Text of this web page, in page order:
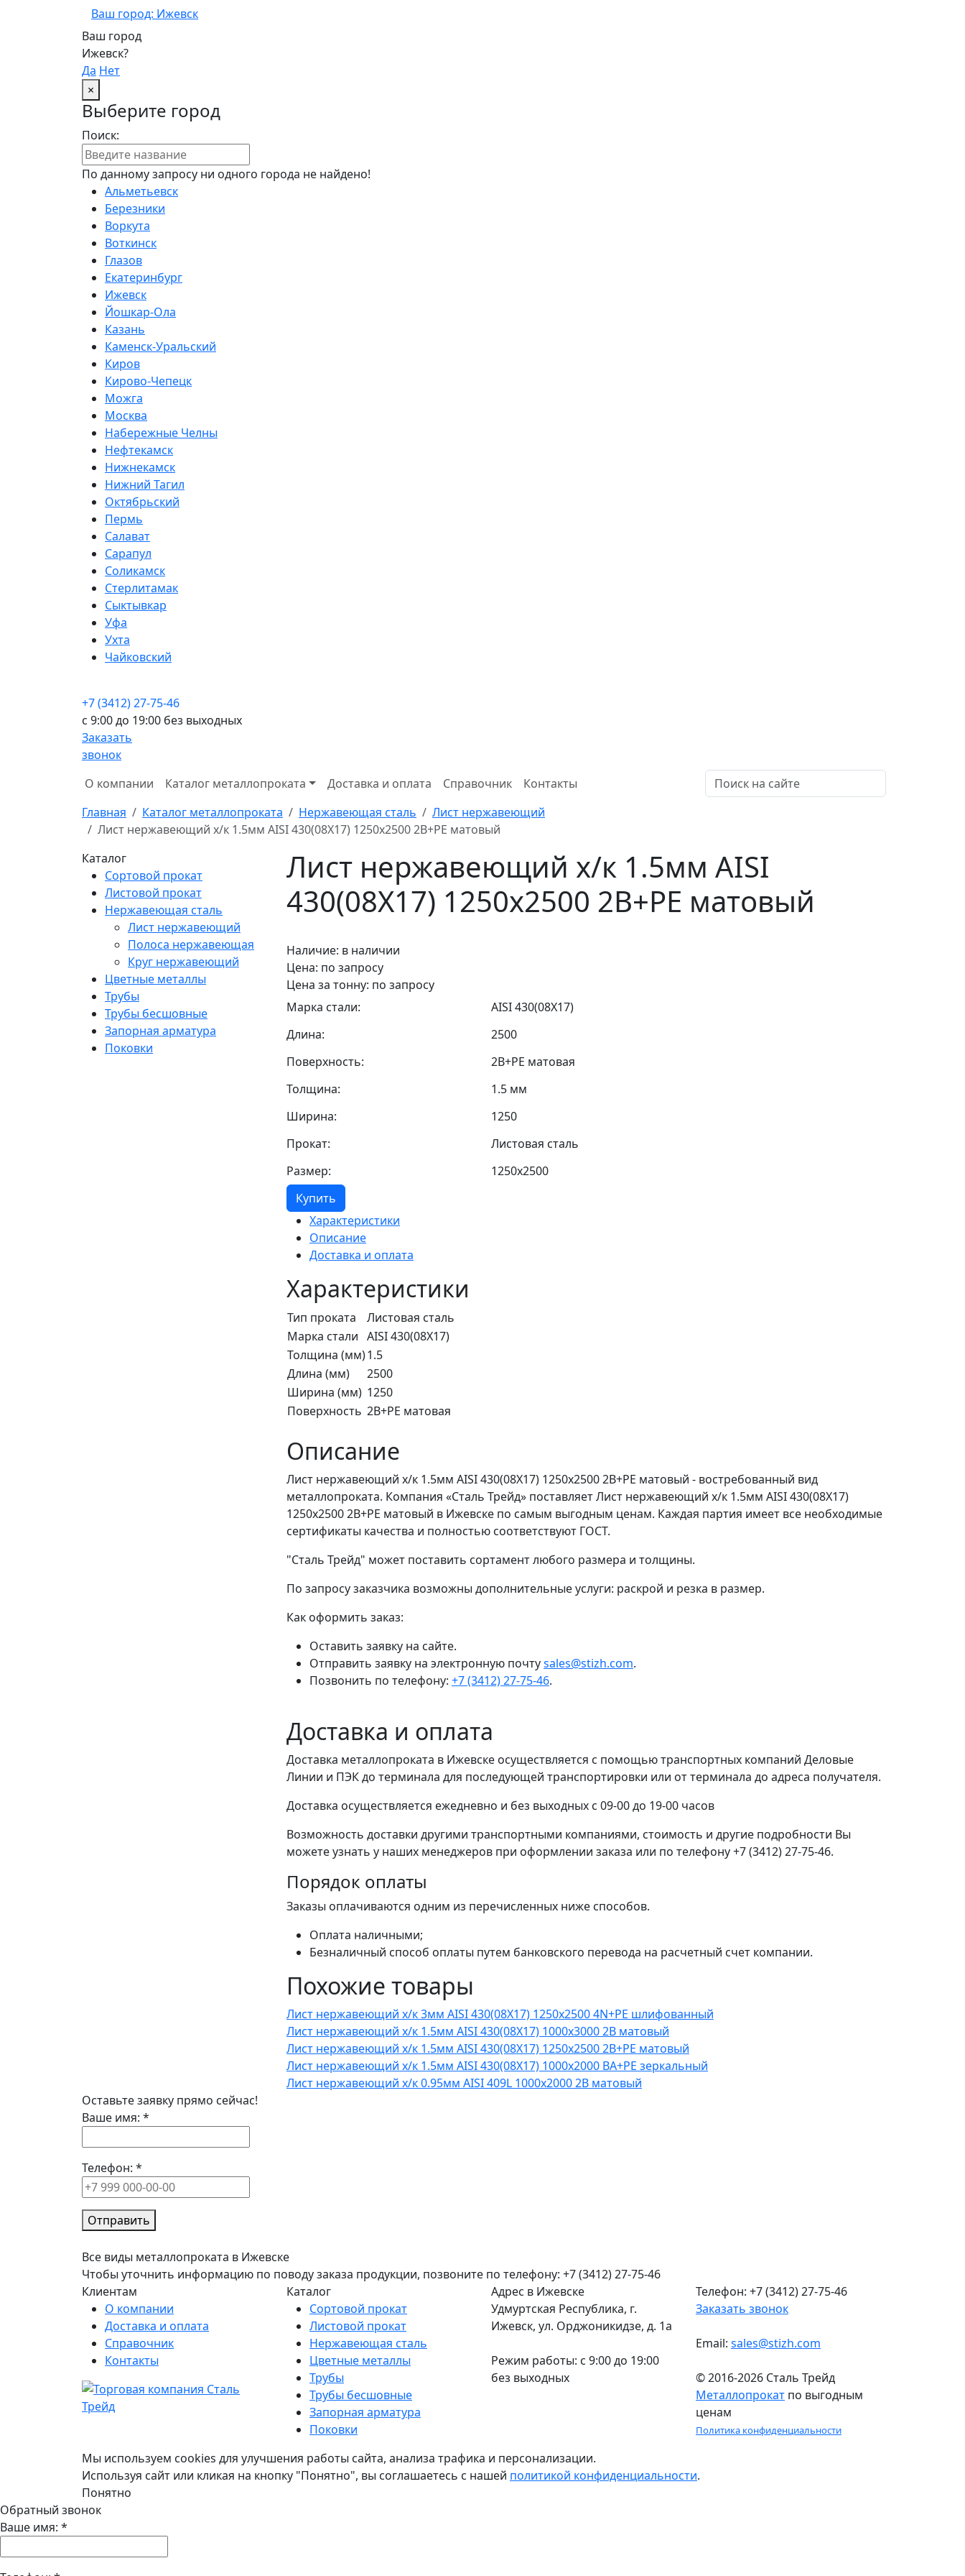
Ваш город: Ижевск
Ваш город
Ижевск?
Да Нет
×
Выберите город
Поиск:
По данному запросу ни одного города не найдено!
Альметьевск
Березники
Воркута
Воткинск
Глазов
Екатеринбург
Ижевск
Йошкар-Ола
Казань
Каменск-Уральский
Киров
Кирово-Чепецк
Можга
Москва
Набережные Челны
Нефтекамск
Нижнекамск
Нижний Тагил
Октябрьский
Пермь
Салават
Сарапул
Соликамск
Стерлитамак
Сыктывкар
Уфа
Ухта
Чайковский
+7 (3412) 27-75-46
c 9:00 до 19:00 без выходных
Заказать
звонок
О компании
Каталог металлопроката Доставка и оплата Справочник
Контакты
Главная
Каталог металлопроката Нержавеющая сталь
Лист нержавеющий
Лист нержавеющий х/к 1.5мм AISI 430(08X17) 1250х2500 2B+PE матовый
Каталог
Сортовой прокат
Листовой прокат
Нержавеющая сталь
Лист нержавеющий
Полоса нержавеющая
Круг нержавеющий
Цветные металлы
Трубы
Трубы бесшовные
Запорная арматура
Поковки
Лист нержавеющий х/к 1.5мм AISI
430(08X17) 1250х2500 2B+PE матовый
Наличие: в наличии
Цена: по запросу
Цена за тонну: по запросу
Марка стали:
AISI 430(08Х17)
Длина:
2500
Поверхность:
2В+PE матовая
Толщина:
1.5 мм
Ширина:
1250
Прокат:
Листовая сталь
Размер:
1250х2500
Купить
Характеристики
Описание
Доставка и оплата
Характеристики
Тип проката
Листовая сталь
Марка стали AISI 430(08Х17)
Толщина (мм)1.5
Длина (мм)
2500
Ширина (мм) 1250
Поверхность 2В+PE матовая
Описание
Лист нержавеющий х/к 1.5мм AISI 430(08X17) 1250х2500 2B+PE матовый - востребованный вид
металлопроката. Компания «Сталь Трейд» поставляет Лист нержавеющий х/к 1.5мм AISI 430(08X17)
1250х2500 2B+PE матовый в Ижевске по самым выгодным ценам. Каждая партия имеет все необходимые
сертификаты качества и полностью соответствуют ГОСТ.
"Сталь Трейд" может поставить сортамент любого размера и толщины.
По запросу заказчика возможны дополнительные услуги: раскрой и резка в размер.
Как оформить заказ:
Оставить заявку на сайте.
Отправить заявку на электронную почтуsales@stizh.com.
Позвонить по телефону: +7 (3412) 27-75-46.
Доставка и оплата
Доставка металлопроката в Ижевске осуществляется с помощью транспортных компаний Деловые
Линии и ПЭК до терминала для последующей транспортировки или от терминала до адреса получателя.
Доставка осуществляется ежедневно и без выходных с 09-00 до 19-00 часов
Возможность доставки другими транспортными компаниями, стоимость и другие подробности Вы
можете узнать у наших менеджеров при оформлении заказа или по телефону +7 (3412) 27-75-46.
Порядок оплаты
Заказы оплачиваются одним из перечисленных ниже способов.
Оплата наличными;
Безналичный способ оплаты путем банковского перевода на расчетный счет компании.
Похожие товары
Лист нержавеющий х/к 3мм AISI 430(08X17) 1250х2500 4N+PE шлифованный
Лист нержавеющий х/к 1.5мм AISI 430(08X17) 1000х3000 2B матовый
Лист нержавеющий х/к 1.5мм AISI 430(08X17) 1250х2500 2B+PE матовый
Лист нержавеющий х/к 1.5мм AISI 430(08X17) 1000х2000 BA+PE зеркальный
Лист нержавеющий х/к 0.95мм AISI 409L 1000х2000 2B матовый
Оставьте заявку прямо сейчас!
Ваше имя: *
Телефон: *
Отправить
Все виды металлопроката в Ижевске
Чтобы уточнить информацию по поводу заказа продукции, позвоните по телефону: +7 (3412) 27-75-46
Клиентам
О компании
Доставка и оплата
Справочник
Контакты
Каталог
Сортовой прокат
Листовой прокат
Нержавеющая сталь
Цветные металлы
Трубы
Трубы бесшовные
Запорная арматура
Поковки
Адрес в Ижевске
Удмуртская Республика, г.
Ижевск, ул. Орджоникидзе, д. 1а
Режим работы: c 9:00 до 19:00
без выходных
Телефон: +7 (3412) 27-75-46
Заказать звонок
Email: sales@stizh.com
© 2016-2026 Сталь Трейд
Металлопрокат по выгодным
ценам
Политика конфиденциальности
Мы используем cookies для улучшения работы сайта, анализа трафика и персонализации.
Используя сайт или кликая на кнопку "Понятно", вы соглашаетесь с нашей политикой конфиденциальности.
Понятно
Обратный звонок
Ваше имя: *